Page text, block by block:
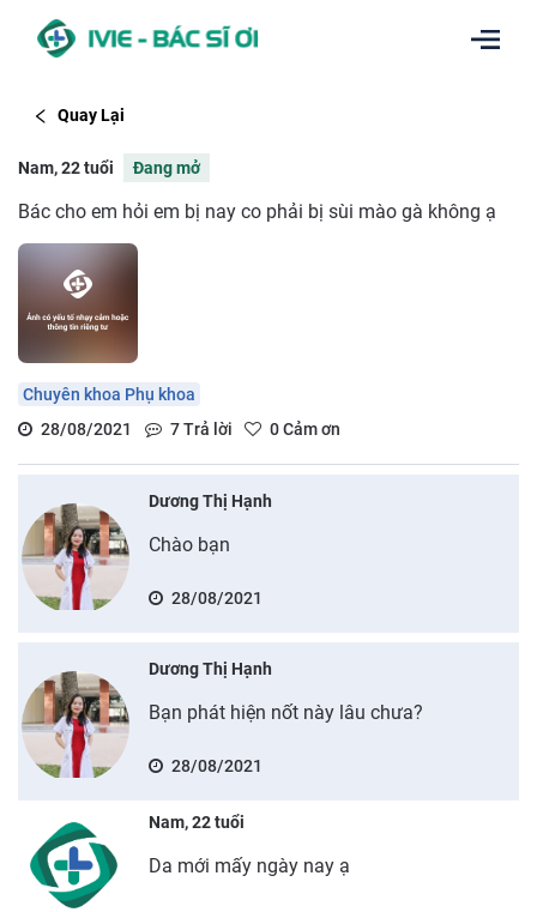
Quay Lại
Nam, 22 tuổi Đang mở
Bác cho em hỏi em bị nay co phải bị sùi mào gà không ạ
Chuyên khoa Phụ khoa
28/08/2021
7Trả lời 0Cảm ơn
Dương Thị Hạnh
Chào bạn
28/08/2021
Dương Thị Hạnh
Bạn phát hiện nốt này lâu chưa?
28/08/2021
Nam, 22 tuổi
Da mới mấy ngày nay ạ